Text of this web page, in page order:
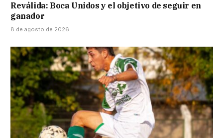
Reválida: Boca Unidos y el objetivo de seguir en
ganador
8 de agosto de 2026